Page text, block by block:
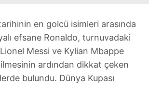
en golcü isimleri arasında
efsane Ronaldo, turnuvadaki
Messi ve Kylian Mbappe
ardından dikkat çeken
bulundu. Dünya Kupası